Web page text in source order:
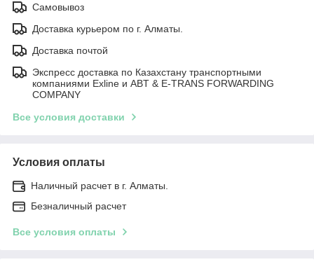
Самовывоз
Доставка курьером по г. Алматы.
Доставка почтой
Экспресс доставка по Казахстану транспортными
компаниями Exline и ABT & E-TRANS FORWARDING
COMPANY
Все условия доставки
Условия оплаты
Наличный расчет в г. Алматы.
Безналичный расчет
Все условия оплаты